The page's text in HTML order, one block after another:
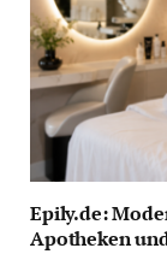
Epily.de:
Apotheken